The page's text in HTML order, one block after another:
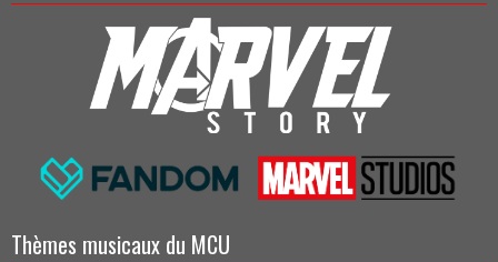
Thèmes musicaux du MCU